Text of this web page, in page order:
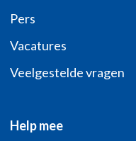
Pers
Vacatures
Veelgestelde vragen
Help mee